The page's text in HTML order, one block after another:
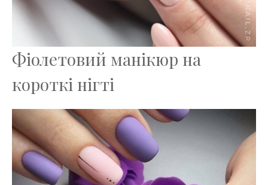
Фіолетовий манікюр на
короткі нігті